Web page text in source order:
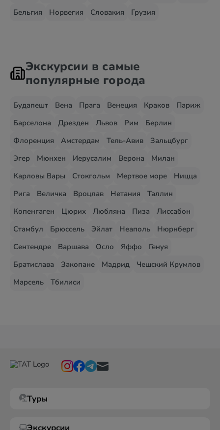
Бельгия
Норвегия Словакия Грузия
Экскурсии в самые
популярные города
Будапешт Вена Прага Венеция Краков
Париж
Барселона
Дрезден Львов Рим
Берлин
Флоренция
Амстердам Тель-Авив
Зальцбург
Эгер
Мюнхен Иерусалим Верона
Милан
Карловы Вары
Стокгольм Мертвое море
Ницца
Рига
Величка Вроцлав Нетания
Таллин
Копенгаген
Цюрих Любляна Пиза
Лиссабон
Стамбул
Брюссель Эйлат Неаполь
Нюрнберг
Сентендре
Варшава Осло Яффо
Генуя
Братислава
Закопане Мадрид
Чешский Крумлов
Марсель
Тбилиси
Туры